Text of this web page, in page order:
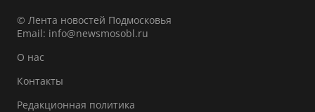
© Лента новостей Подмосковья
Email: info@newsmosobl.ru
О нас
Контакты
Редакционная политика